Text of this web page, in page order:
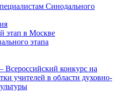
Синодального
этап в Москве
этапа
конкурс на
учителей в области духовно-